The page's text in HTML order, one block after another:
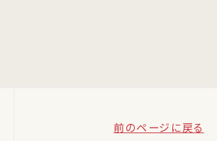
前のページに戻る